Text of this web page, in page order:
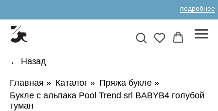
подробнее
← Назад
Главная » Каталог » Пряжа букле »
Букле с альпака Pool Trend srl BABYB4 голубой
туман